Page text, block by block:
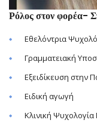
Ρόλος στον φορέα-
Εθελόντρια
Γραμματειακή
Εξειδίκευση στην
Ειδική αγωγή
Κλινική